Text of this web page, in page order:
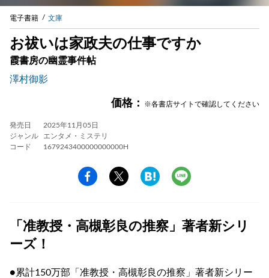
電子書籍 文庫
お祓いは家政夫の仕事ですか
霞書房の幽霊事件帖
澤村御影
価格： ※各書店サイトで確認してください
発売日
2025年11月05日
ジャンル
エンタメ・ミステリ
コード
1679243400000000000H
「准教授・高槻彰良の推察」著者新シリ
ーズ！
●累計150万部「准教授・高槻彰良の推察」著者新シリー